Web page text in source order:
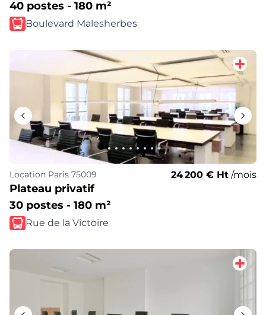
40 postes - 180 m²
Boulevard Malesherbes
Location Paris 75009 24 200 € Ht /mois
Plateau privatif
30 postes - 180 m²
Rue de la Victoire